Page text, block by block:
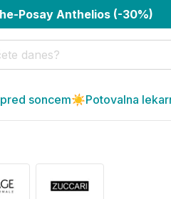
Posay Anthelios (-30%)
pred soncem☀️Potovalna